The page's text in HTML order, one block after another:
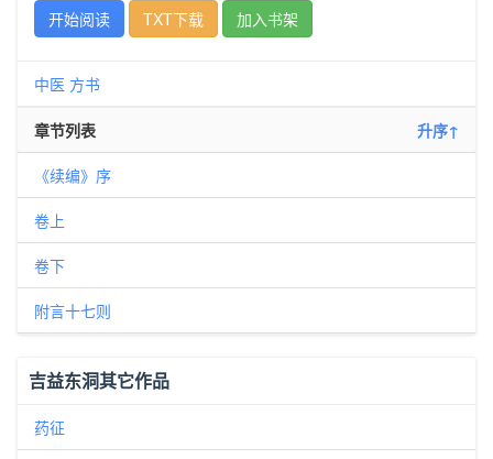
开始阅读
TXT下载 加入书架
中医 方书
章节列表 升序↑
《续编》序
卷上
卷下
附言十七则
吉益东洞其它作品
药征